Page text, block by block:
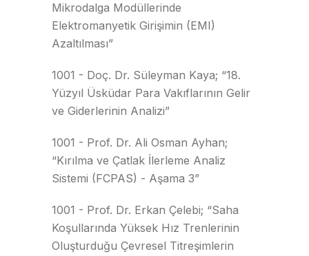
Mikrodalga Modüllerinde
Elektromanyetik Girişimin (EMI)
Azaltılması”
1001 - Doç. Dr. Süleyman Kaya; “18.
Yüzyıl Üsküdar Para Vakıflarının Gelir
ve Giderlerinin Analizi”
1001 - Prof. Dr. Ali Osman Ayhan;
“Kırılma ve Çatlak İlerleme Analiz
Sistemi (FCPAS) - Aşama 3”
1001 - Prof. Dr. Erkan Çelebi; “Saha
Koşullarında Yüksek Hız Trenlerinin
Oluşturduğu Çevresel Titreşimlerin